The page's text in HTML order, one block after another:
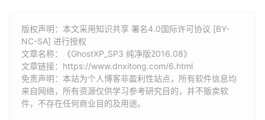
版权声明：本文采用知识共享 署名4.0国际许可协议 [BY-
NC-SA] 进行授权
文章名称：《GhostXP_SP3 纯净版2016.08》
文章链接： https://www.dnxitong.com/6.html
免责声明：本站为个人博客非盈利性站点，所有软件信息均
来自网络，所有资源仅供学习参考研究目的，并不贩卖软
件，不存在任何商业目的及用途。